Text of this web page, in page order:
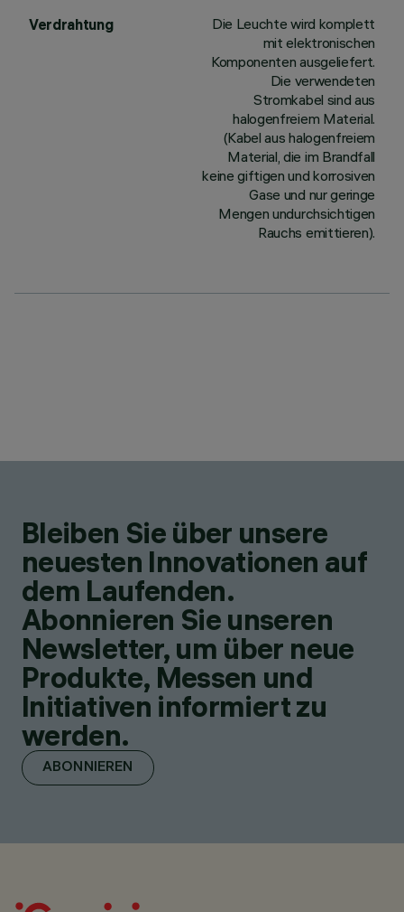
Verdrahtung
Die Leuchte wird komplett
mit elektronischen
Komponenten ausgeliefert.
Die verwendeten
Stromkabel sind aus
halogenfreiem Material.
(Kabel aus halogenfreiem
Material, die im Brandfall
keine giftigen und korrosiven
Gase und nur geringe
Mengen undurchsichtigen
Rauchs emittieren).
Bleiben Sie über unsere
neuesten Innovationen auf
dem Laufenden.
Abonnieren Sie unseren
Newsletter, um über neue
Produkte, Messen und
Initiativen informiert zu
werden.
ABONNIEREN